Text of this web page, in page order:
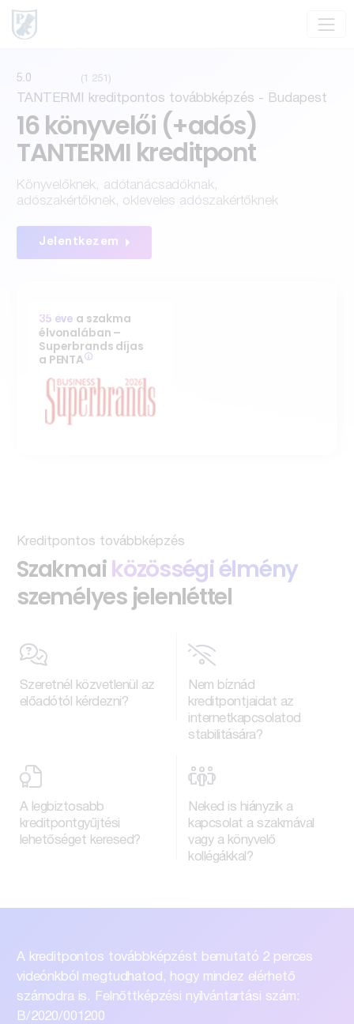
5.0 (1 251)
TANTERMI kreditpontos továbbképzés - Budapest
16 könyvelői (+adós)
TANTERMI kreditpont
Könyvelőknek, adótanácsadóknak,
adószakértőknek, okleveles adószakértőknek
Jelentkezem
35 éve a szakma
élvonalában –
Superbrands díjas
a PENTA
Kreditpontos továbbképzés
Szakmaiközösségi élmény
személyes jelenléttel
Szeretnél közvetlenül az
előadótól kérdezni?
Nem bíznád
kreditpontjaidat az
internetkapcsolatod
stabilitására?
A legbiztosabb
kreditpontgyűjtési
lehetőséget keresed?
Neked is hiányzik a
kapcsolat a szakmával
vagy a könyvelő
kollégákkal?
A kreditpontos továbbképzést bemutató 2 perces
videónkból megtudhatod, hogymindez elérhető
számodra is.
Felnőttképzési nyilvántartási szám:
B/2020/001200